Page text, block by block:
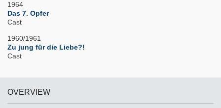
1964
Das 7. Opfer
Cast
1960/1961
Zu jung für die Liebe?!
Cast
OVERVIEW